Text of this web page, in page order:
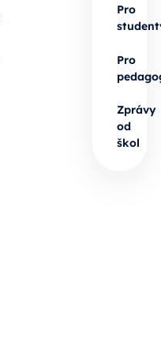
Pro
Pro
Zprávy
od
škol